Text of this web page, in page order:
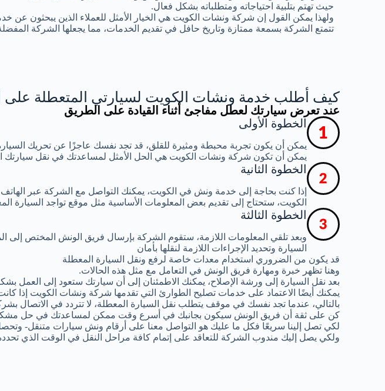
حيث تهتم بتلبية احتياجاته ومتطلباته بشكل فعال.
ولهذا يمكن القول إن شركة ونشات الكويت هي الخيار الأمثل للعملاء الذين يبحثون عن
تتمتع الشركة بسمعة ممتازة وتاريخ حافل في تقديم الخدمات، مما يجعلها الشركة
كيف أطلب خدمة ونشات الكويت لسيارتي المتعطلة على
عند تعرض سيارتك لعطل مفاجئ أثناء القيادة على الطريق
الخطوة الأولى
يمكن أن يكون تجربة محبطة ومثيرة للقلق، قد تجد نفسك عاجزًا عن تحريك
يمكن أن تكون شركة ونشات الكويت هي الحل الأمثل لمساعدتك في نقل
الخطوة الثانية
إذا كنت بحاجة إلى خدمة ونش في الكويت، يمكنك التواصل مع الشركة عبر
الكويت، ستحتاج إلى تقديم بعض المعلومات الأساسية مثل موقع تواجد السيارة
الخطوة الثالثة
وبعد تلقي المعلومات اللازمة، ستقوم الشركة بإرسال فريق الونش المختص
السيارة وتحديد الإجراءات اللازمة لنقلها بأمان
قد يكون من الضروري استخدام معدات خاصة لرفع ونقل السيارة المعطلة
وهنا تظهر خبرة ومهارة فريق الونش في التعامل مع مثل هذه الحالات.
بعد نقل السيارة إلى ورشة الإصلاح، يمكنك الاطمئنان إلى أن سيارتك ستعود إلى العمل
يمكنك أيضًا الاعتماد على خدمات تصليح الطوارئ التي تقدمها شركة ونشات الكويت إذا
بالتالي، عندما تجد نفسك في موقف يتطلب نقل السيارة المعطلة، لا تتردد في الاتصال
كن على ثقة أن فريق الونش سيكون بجانبك في أسرع وقت ممكن لمساعدتك في حل
لكي تصل إلينا سريعًا فكل ما عليك هو التواصل معنا على أرقام ونش سيارات متنقل- وتحصل
ولكي يصل إليك مندوب الشركة للتعاقد على إتمام كافة مراحل النقل في الوقت الذي